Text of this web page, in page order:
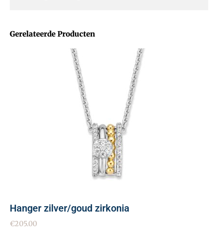
Gerelateerde Producten
Hanger zilver/goud zirkonia
€205.00